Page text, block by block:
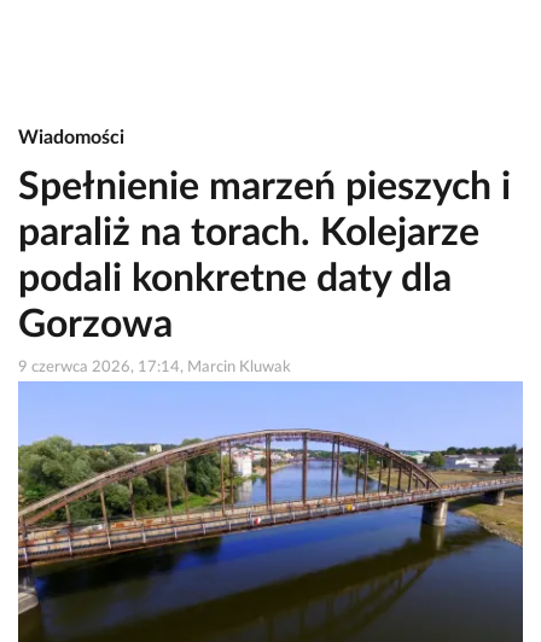
Wiadomości
Spełnienie marzeń pieszych i
paraliż na torach. Kolejarze
podali konkretne daty dla
Gorzowa
9 czerwca 2026, 17:14, Marcin Kluwak